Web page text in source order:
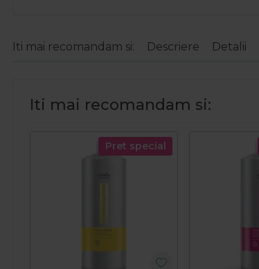
Iti mai recomandam si: Descriere Detalii
Iti mai recomandam si:
Pret special